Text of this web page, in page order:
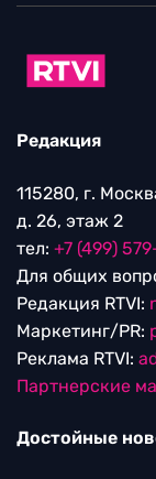
Редакция
115280, г.
д. 26, этаж 2
тел: +7 (499)
Для общих
Редакция RTVI:
Маркетинг/PR:
Реклама RTVI:
Партнерские
Достойные